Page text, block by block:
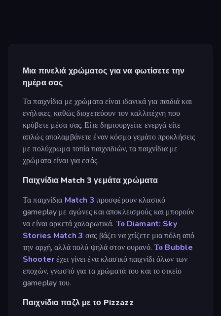
Μια πινελιά χρώματος για να φωτίσετε την
ημέρα σας
Τα παιχνίδια με χρώματα είναι ιδανικά για παιδιά και
ενήλικες, καθώς διοχετεύουν τον καλλιτέχνη που
κρύβετε μέσα σας. Είτε δημιουργείτε ενεργά είτε
απλώς απολαμβάνετε έναν κόσμο γεμάτο προκλήσεις
με πολύχρωμα τοπία παιχνιδιών, τα παιχνίδια με
χρώματα είναι για εσάς.
Παιχνίδια Match 3 γεμάτα χρώματα
Τα παιχνίδια Match 3 προσφέρουν κλασικό
gameplay με αγώνες και αποκλεισμούς και μπορούν
να είναι αρκετά χαλαρωτικά. Το Diamant: Sky
Stories Match 3 σας βάζει να χτίζετε μια πόλη από
την αρχή, αλλά πολύ ψηλά στον ουρανό. Το Bubble
Shooterέχει γίνει ένα κλασικό παιχνίδι όλων των
εποχών, γνωστό για τα χρώματά του και το οικείο
gameplay του.
Παιχνίδια παζλ με το Pizzazz